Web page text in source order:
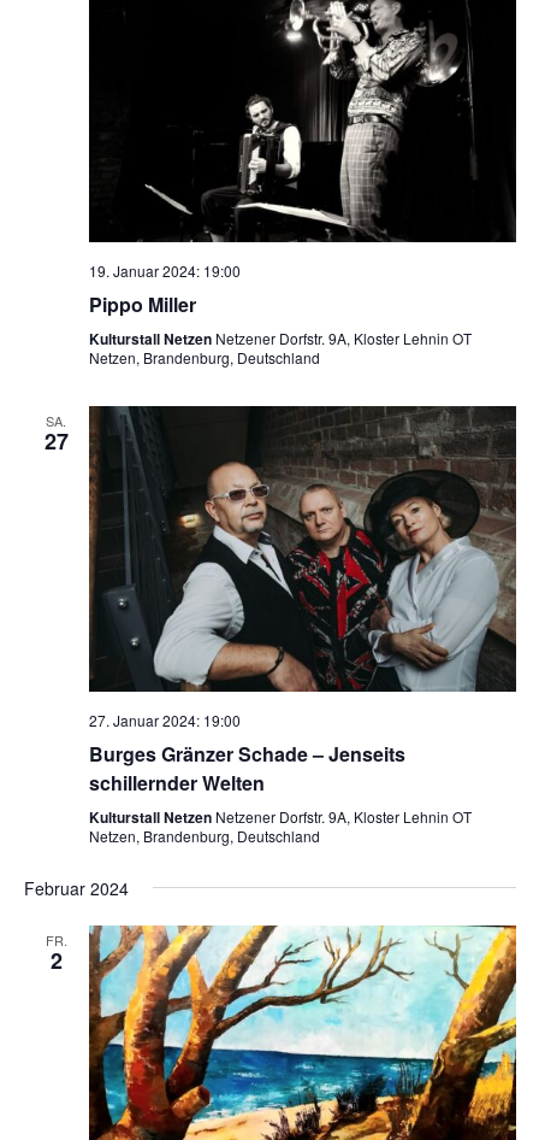
19. Januar 2024: 19:00
Pippo Miller
Kulturstall Netzen Netzener Dorfstr. 9A, Kloster Lehnin OT
Netzen, Brandenburg, Deutschland
SA.
27
27. Januar 2024: 19:00
Burges Gränzer Schade – Jenseits
schillernder Welten
Kulturstall Netzen Netzener Dorfstr. 9A, Kloster Lehnin OT
Netzen, Brandenburg, Deutschland
Februar 2024
FR.
2